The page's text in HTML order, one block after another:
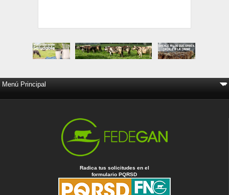
Radica tus solicitudes en el
formulario PQRSD